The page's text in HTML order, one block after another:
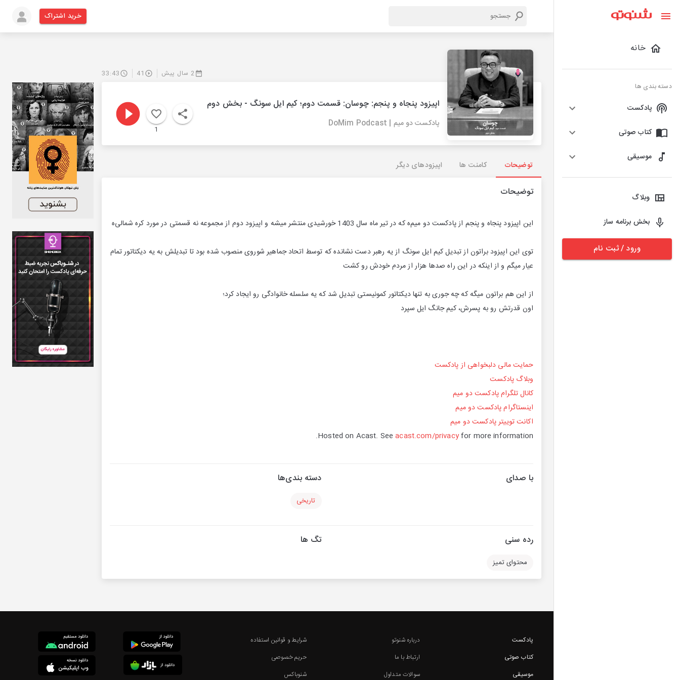
خانه
دسته بندی ها
پادکست
کتاب صوتی
موسیقی
وبلاگ
بخش برنامه ساز
ورود / ثبت نام
خرید اشتراک
2 سال پیش 41
33:43
اپیزود پنجاه و پنجم: چوسان: قسمت دوم؛ کیم ایل سونگ - بخش دوم
پادکست دو میم | DoMim Podcast
1
توضیحات کامنت ها اپیزودهای دیگر
توضیحات
این اپیزود پنجاه و پنجم از پادکست دو میم‌ه که در تیر ماه سال 1403 خورشیدی منتشر میشه و اپیزود دوم از مجموعه نه قسمتی در مورد کره شمالی‌ه
توی این اپیزود براتون از تبدیل کیم ایل سونگ از یه رهبر دست نشانده که توسط اتحاد جماهیر شوروی منصوب شده بود تا تبدیلش به یه دیکتاتور تمام
عیار میگم و از اینکه در این راه صدها هزار از مردم خودش رو کشت
از این هم براتون میگه که چه جوری به تنها دیکتاتور کمونیستی تبدیل شد که یه سلسله خانوادگی رو ایجاد کرد؛
اون قدرتش رو به پسرش، کیم جانگ ایل سپرد
حمایت مالی دلبخواهی از پادکست
وبلاگ پادکست
کانال تلگرام پادکست دو میم
اینستاگرام پادکست دو میم
اکانت توییتر پادکست دو میم
Hosted on Acast. Seeacast.com/privacyfor more information.
با صدای دسته بندی‌ها
تاریخی
رده سنی
محتوای تمیز
تگ ها
پادکست
کتاب صوتی
موسیقی
درباره شنوتو
ارتباط با ما
سوالات متداول
شرایط و قوانین استفاده
حریم خصوصی
شنوباکس